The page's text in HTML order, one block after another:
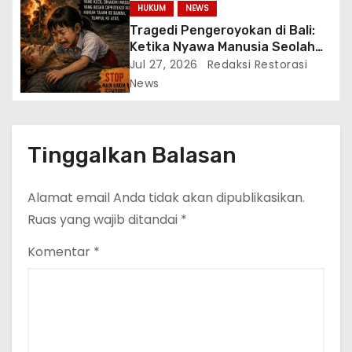
HUKUM NEWS
Tragedi Pengeroyokan di Bali:
Ketika Nyawa Manusia Seolah
Tak Lebih Berharga dari Seekor
Ayam
Jul 27, 2026
Redaksi Restorasi
News
Tinggalkan Balasan
Alamat email Anda tidak akan dipublikasikan.
Ruas yang wajib ditandai *
Komentar *